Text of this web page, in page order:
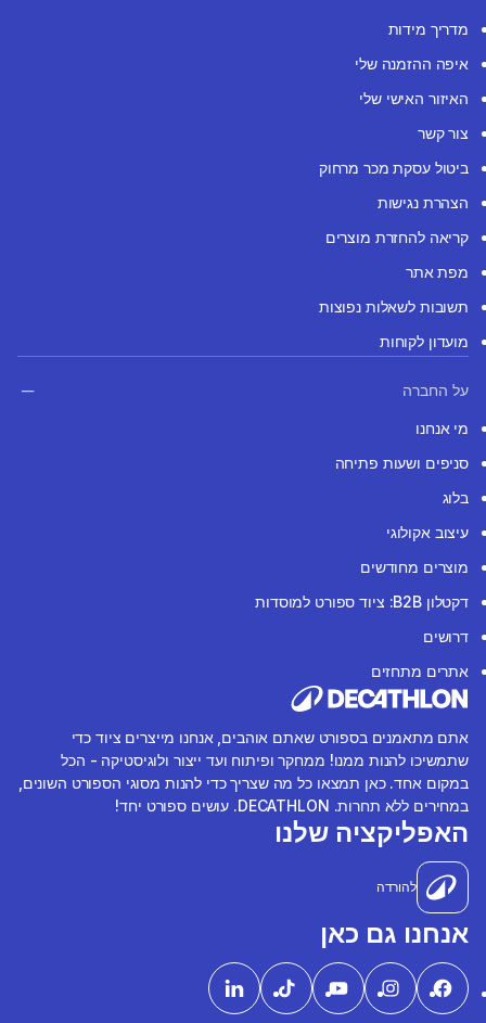
מדריך מידות
איפה ההזמנה שלי
האיזור האישי שלי
צור קשר
ביטול עסקת מכר מרחוק
הצהרת נגישות
קריאה להחזרת מוצרים
מפת אתר
תשובות לשאלות נפוצות
מועדון לקוחות
על החברה
מי אנחנו
סניפים ושעות פתיחה
בלוג
עיצוב אקולוגי
מוצרים מחודשים
דקטלון B2B: ציוד ספורט למוסדות
דרושים
אתרים מתחזים
אתם מתאמנים בספורט שאתם אוהבים, אנחנו מייצרים ציוד כדי
שתמשיכו להנות ממנו! ממחקר ופיתוח ועד ייצור ולוגיסטיקה - הכל
במקום אחד. כאן תמצאו כל מה שצריך כדי להנות מסוגי הספורט השונים,
במחירים ללא תחרות. DECATHLON. עושים ספורט יחד!
האפליקציה שלנו
להורדה
אנחנו גם כאן